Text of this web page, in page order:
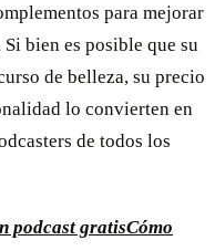
para mejorar
bien es posible que su
de belleza, su precio
lo convierten en
de todos los
podcast gratisCómo